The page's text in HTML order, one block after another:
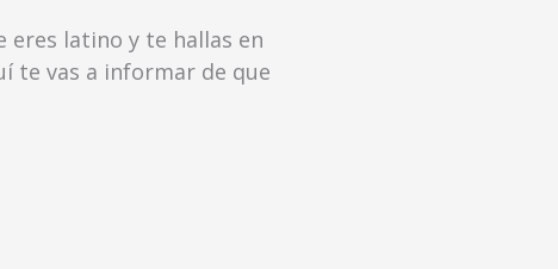
eres latino y te hallas en
te vas a informar de que